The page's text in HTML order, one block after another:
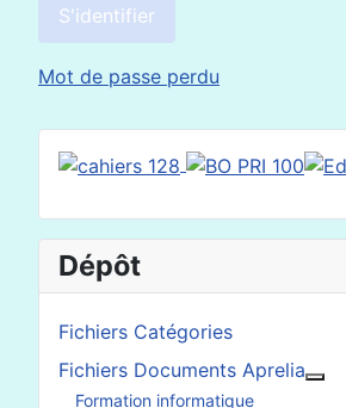
S'identifier
Mot de passe perdu
Dépôt
Fichiers Catégories
Fichiers Documents Aprelia
Formation informatique